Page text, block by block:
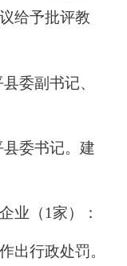
给予批评教
委副书记、
委书记。建
（1家）：
行政处罚。